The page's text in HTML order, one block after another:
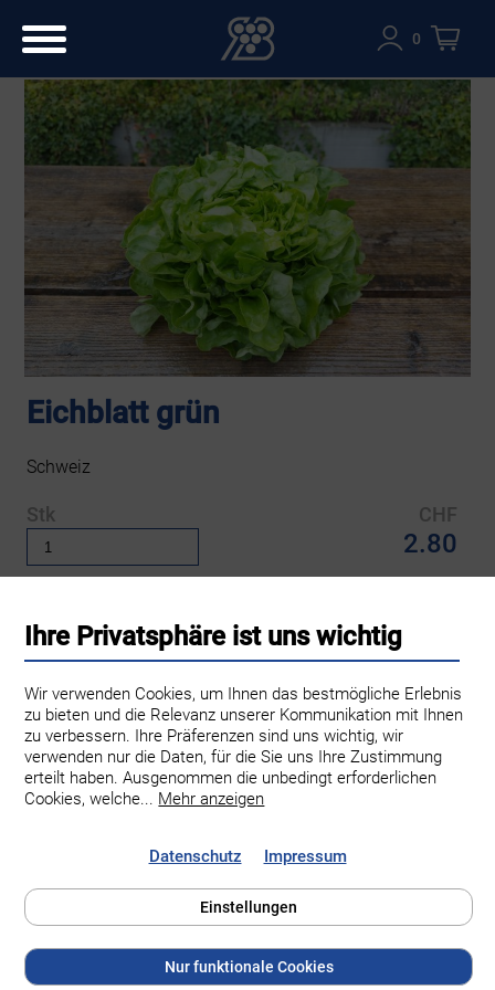
0
Eichblatt grün
Schweiz
Stk CHF
2.80
Zum Warenkorb hinzufügen
Familie Brugger Obst- und Weinbau
Hinter Grüt 10
8545 Rickenbach
Ihre Privatsphäre ist uns wichtig
Wir verwenden Cookies, um Ihnen das bestmögliche Erlebnis
zu bieten und die Relevanz unserer Kommunikation mit Ihnen
zu verbessern. Ihre Präferenzen sind uns wichtig, wir
verwenden nur die Daten, für die Sie uns Ihre Zustimmung
erteilt haben. Ausgenommen die unbedingt erforderlichen
Cookies, welche... Mehr anzeigen
Datenschutz Impressum
Einstellungen
Nur funktionale Cookies